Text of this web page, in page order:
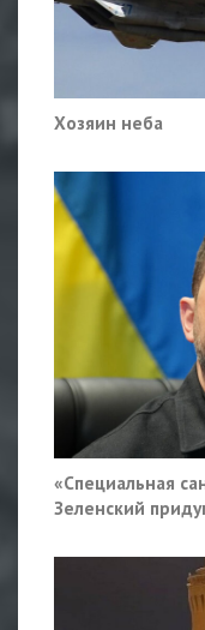
Хозяин неба
«Специальная
Зеленский